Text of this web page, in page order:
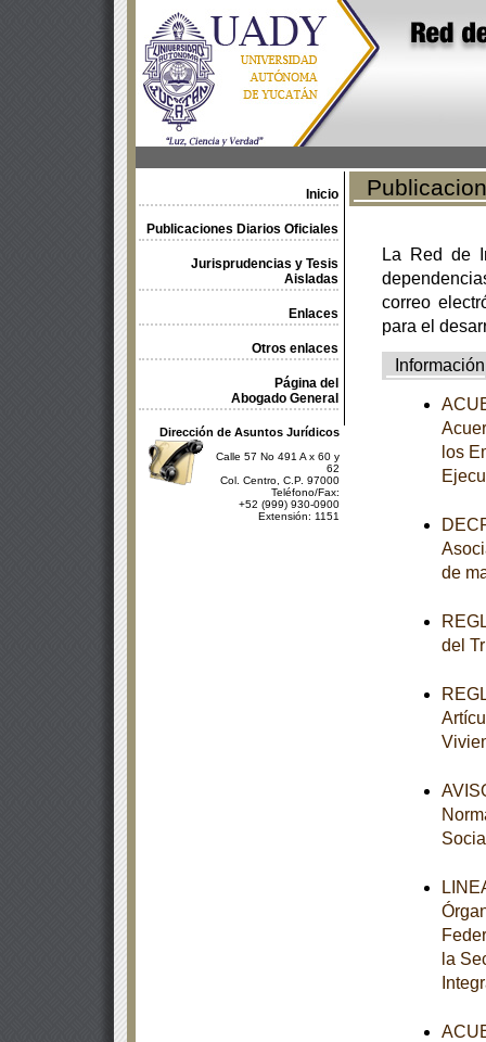
Inicio
Publicaciones Diarios Oficiales
Jurisprudencias y Tesis
Aisladas
Enlaces
Otros enlaces
Página del
Abogado General
Dirección de Asuntos Jurídicos
Calle 57 No 491 A x 60 y
62
Col. Centro, C.P. 97000
Teléfono/Fax:
+52 (999) 930-0900
Extensión: 1151
La Red de
correo
para el
Información
los
de
del
la